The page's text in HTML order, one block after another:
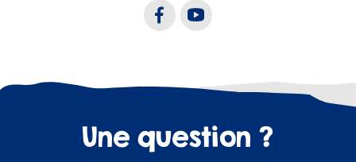
Une question ?